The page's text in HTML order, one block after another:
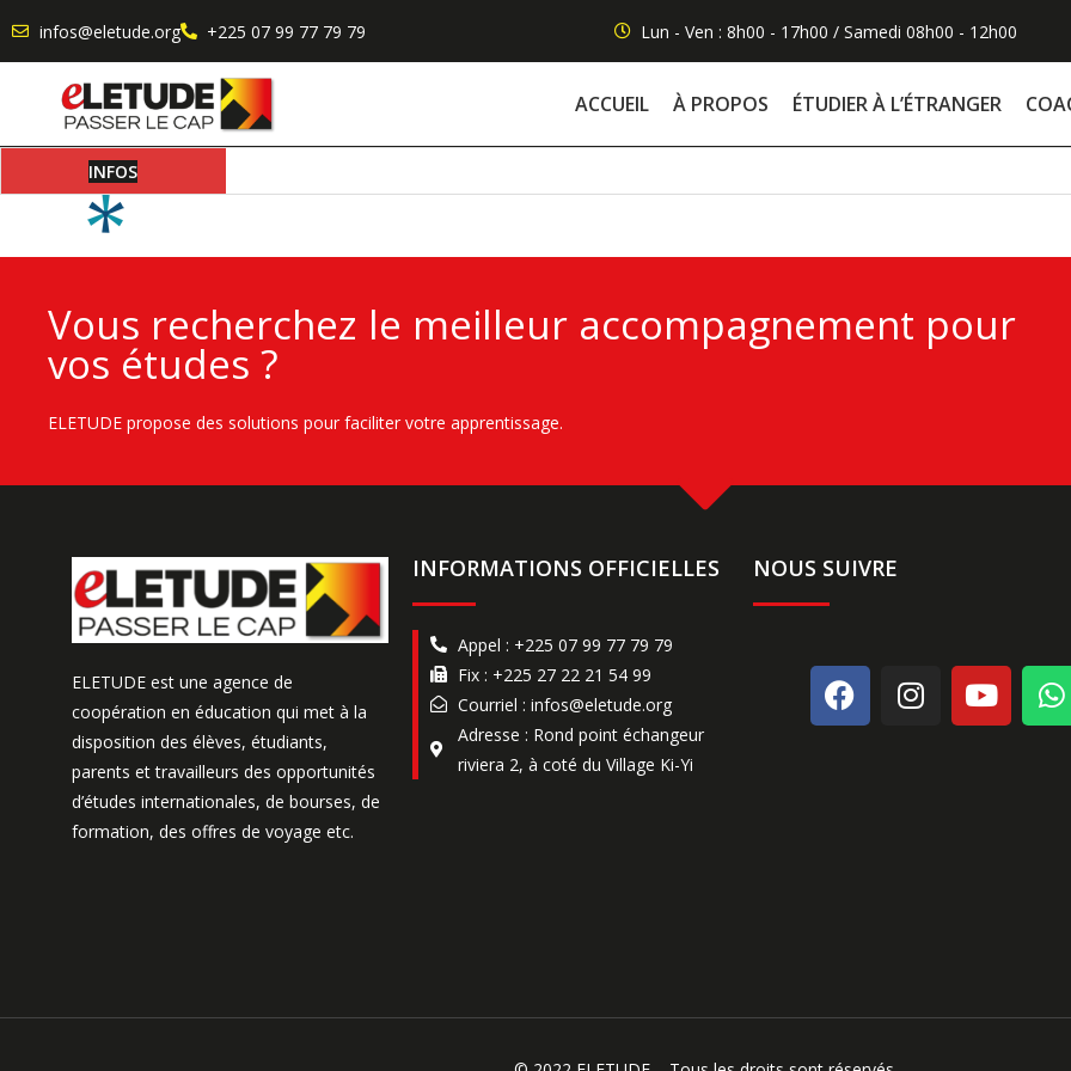
infos@eletude.org +225 07 99 77 79 79 Lun - Ven : 8h00 - 17h00 / Samedi 08h00 - 12h00
ACCUEIL À PROPOS ÉTUDIER À L’ÉTRANGER
INFOS
Vous recherchez le meilleur accompagnement pour
vos études ?
ELETUDE propose des solutions pour faciliter votre apprentissage.
ELETUDE est une agence de
coopération en éducation qui met à la
disposition des élèves, étudiants,
parents et travailleurs des opportunités
d’études internationales, de bourses, de
formation, des offres de voyage etc.
INFORMATIONS OFFICIELLES
Appel : +225 07 99 77 79 79
Fix : +225 27 22 21 54 99
Courriel : infos@eletude.org
Adresse : Rond point échangeur
riviera 2, à coté du Village Ki-Yi
NOUS SUIVRE